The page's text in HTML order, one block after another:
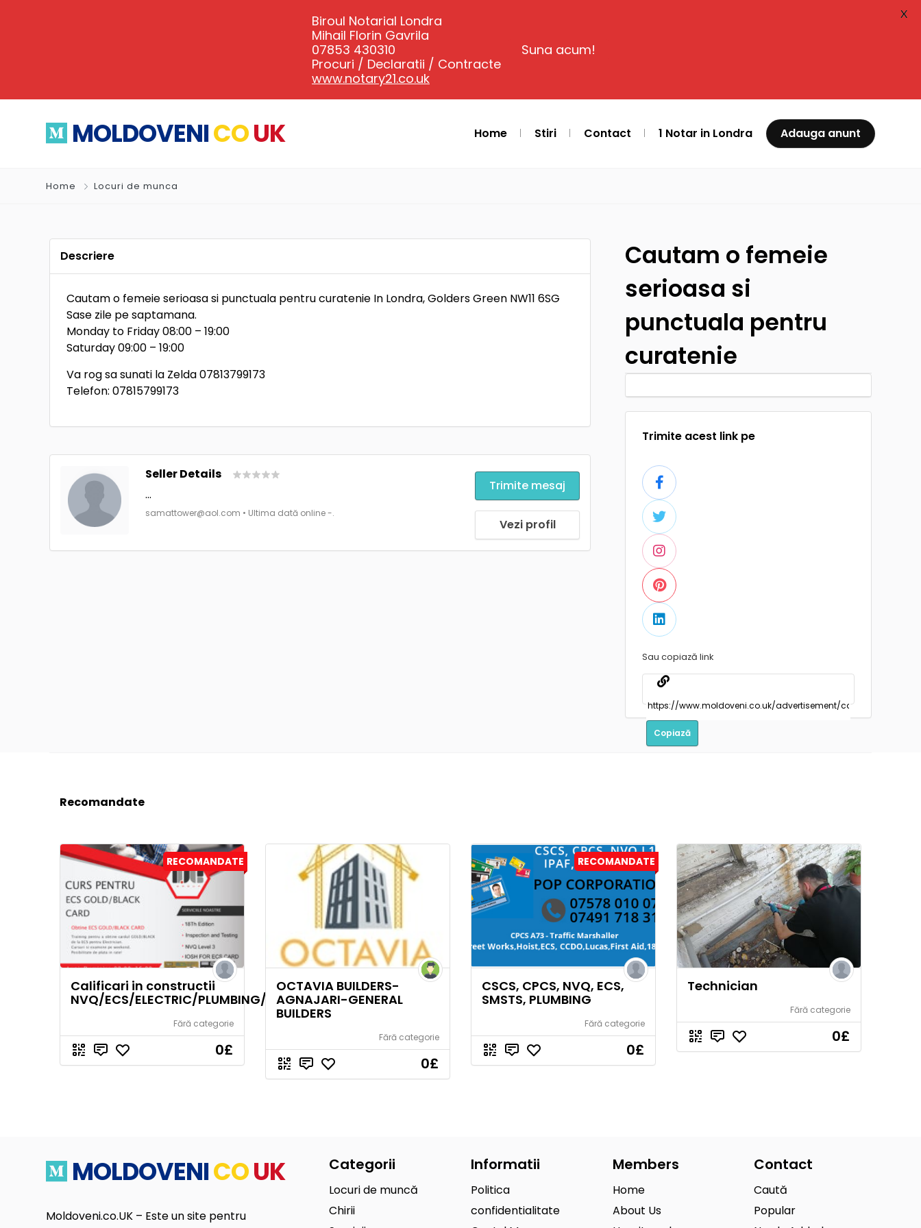
MOLDOVENICOUK Home Stiri Contact 1 Notar in Londra Adauga anunt
Home Locuri de munca
Descriere
Cautam o femeie serioasa si punctuala pentru curatenie In Londra, Golders Green NW11 6SG
Sase zile pe saptamana.
Monday to Friday 08:00 – 19:00
Saturday 09:00 – 19:00
Va rog sa sunati la Zelda 07813799173
Telefon: 07815799173
Seller Details
...
samattower@aol.com • Ultima dată online -.
Trimite mesaj
Vezi profil
Cautam o femeie
serioasa si
punctuala pentru
curatenie
Trimite acest link pe
Sau copiază link
Copiază
Recomandate
RECOMANDATE
Calificari in constructii
NVQ/ECS/ELECTRIC/PLUMBING/CPCS
Fără categorie
0£
OCTAVIA BUILDERS-
AGNAJARI-GENERAL
BUILDERS
Fără categorie
0£
RECOMANDATE
CSCS, CPCS, NVQ, ECS,
SMSTS, PLUMBING
Fără categorie
0£
Technician
Fără categorie
0£
MOLDOVENICOUK
Moldoveni.co.UK – Este un site pentru
Categorii
Locuri de muncă
Chirii
Informatii
Politica
confidentialitate
Members
Home
About Us
Contact
Caută
Popular
Biroul Notarial Londra
Mihail Florin Gavrila
07853 430310
Procuri / Declaratii / Contracte
www.notary21.co.uk
Suna acum!
X